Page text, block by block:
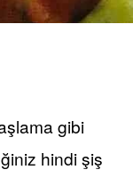
gibi
hindi şiş